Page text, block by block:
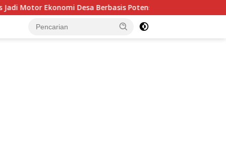
Berbasis Potensi Lokal, Malut Fokus Hilirisasi Perikanan